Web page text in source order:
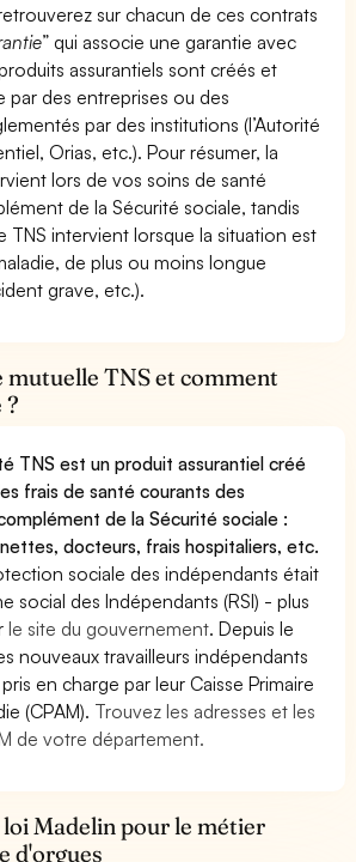
sur chacun de ces contrats
” qui associe une garantie avec
assurantiels sont créés et
par des entreprises ou des
par des institutions (l’Autorité
Orias, etc.). Pour résumer, la
lors de vos soins de santé
de la Sécurité sociale, tandis
TNS intervient lorsque la situation est
de plus ou moins longue
grave, etc.).
mutuelle TNS et comment
?
TNS est un produit assurantiel créé
frais de santé courants des
de la Sécurité sociale :
docteurs, frais hospitaliers, etc.
sociale des indépendants était
social des Indépendants (RSI) - plus
le site du gouvernement. Depuis le
nouveaux travailleurs indépendants
en charge par leur Caisse Primaire
(CPAM). Trouvez les adresses et les
de votre département.
Madelin pour le métier
d'orgues